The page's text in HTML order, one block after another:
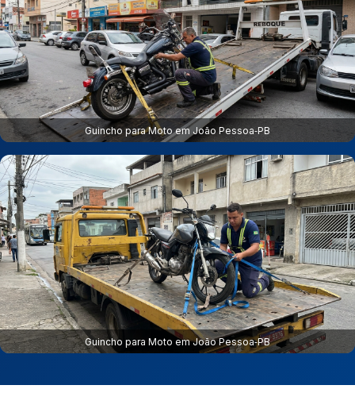
Guincho para Moto em João Pessoa‑PB
Guincho para Moto em João Pessoa‑PB